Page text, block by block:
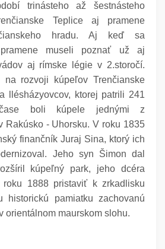
trinásteho až šestnásteho
Teplice aj pramene
hradu. Aj keď sa
museli poznať už aj
aj rímske légie v 2.storočí.
na rozvoji kúpeľov Trenčianske
llésházyovcov, ktorej patrili 241
boli kúpele jednými z
Rakúsko - Uhorsku. V roku 1835
finančník Juraj Sina, ktorý ich
Jeho syn Šimon dal
kúpeľný park, jeho dcéra
roku 1888 pristaviť k zrkadlisku
historickú pamiatku zachovanú
orientálnom maurskom slohu.